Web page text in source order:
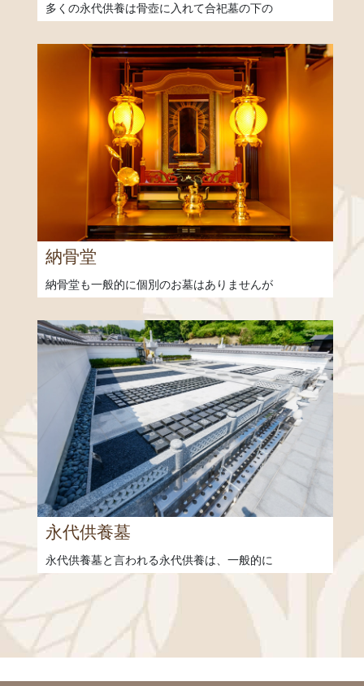
多くの永代供養は骨壺に入れて合祀墓の下の
納骨堂
納骨堂も一般的に個別のお墓はありませんが
永代供養墓
永代供養墓と言われる永代供養は、一般的に